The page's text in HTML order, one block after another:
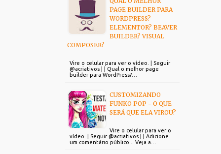
PAGE BUILDER PARA
WORDPRESS?
ELEMENTOR? BEAVER
BUILDER? VISUAL
COMPOSER?
Vire o celular para ver o vídeo. | Seguir
@acriativos | | Qual o melhor page
builder para WordPress?…
CUSTOMIZANDO
FUNKO POP - O QUE
SERÁ QUE ELA VIROU?
Vire o celular para ver o
vídeo. | Seguir @acriativos | | Adicione
um comentário público... Veja a…